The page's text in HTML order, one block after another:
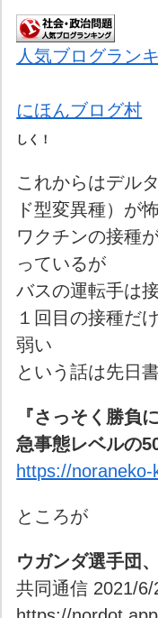
人気ブログラン
にほんブログ村
しく！
これからはデル
ド型変異種）が
ワクチンの接種
っているが
バスの運転手は
１回目の接種だ
弱い
という話は先日
『さっそく勝負
急事態レベルの
https://
ところが
ウガンダ選手団
共同通信 2021/6/